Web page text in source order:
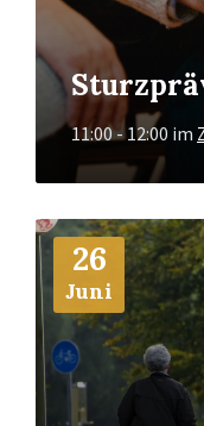
11:00 - 12:00 im
26
Juni
Mehr
Info